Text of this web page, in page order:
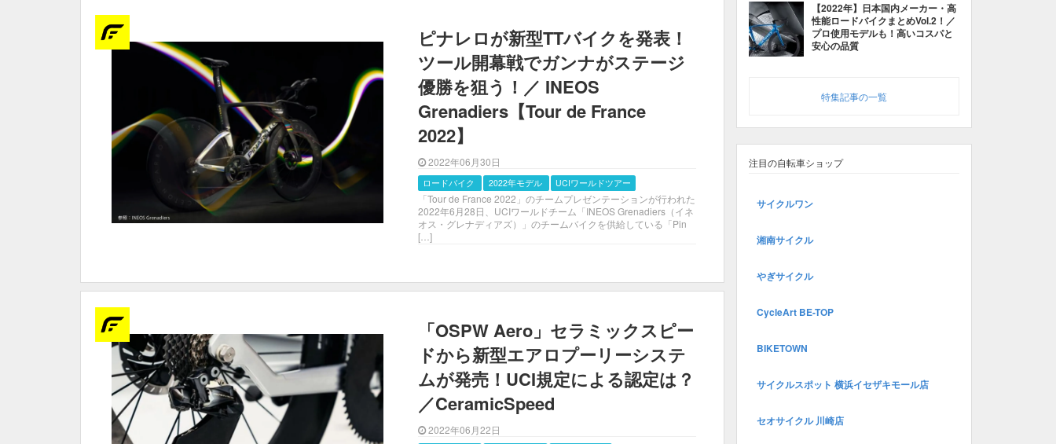
ピナレロが新型TTバイクを発表！
ツール開幕戦でガンナがステージ
優勝を狙う！／ INEOS
Grenadiers【Tour de France
2022】
2022年06月30日
ロードバイク 2022年モデル UCIワールドツアー
「Tour de France 2022」のチームプレゼンテーションが行われた
2022年6月28日、UCIワールドチーム「INEOS Grenadiers（イネ
オス・グレナディアズ）」のチームバイクを供給している「Pin
[…]
「OSPW Aero」セラミックスピー
ドから新型エアロプーリーシステ
ムが発売！UCI規定による認定は？
／CeramicSpeed
2022年06月22日
【2022年】日本国内メーカー・高
性能ロードバイクまとめVol.2！／
プロ使用モデルも！高いコスパと
安心の品質
特集記事の一覧
注目の自転車ショップ
サイクルワン
湘南サイクル
やぎサイクル
CycleArt BE-TOP
BIKETOWN
サイクルスポット 横浜イセザキモール店
セオサイクル 川崎店